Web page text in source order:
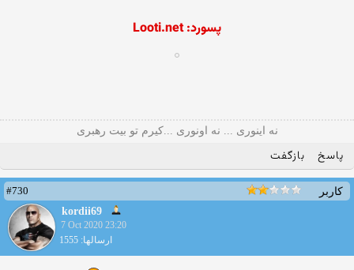
پسورد: Looti.net
نه اینوری ... نه اونوری ...کیرم تو بیت رهبری
پاسخ بازگفت
کاربر
#730
kordii69
7 Oct 2020 23:20
ارسالها: 1555